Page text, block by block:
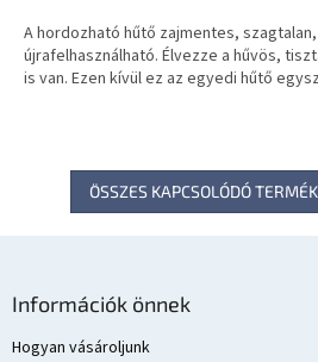
A hordozható hűtő zajmentes,
újrafelhasználható. Élvezze a hűvös,
is van. Ezen kívül ez az egyedi hűtő
ÖSSZES KAPCSOLÓDÓ
Információk önnek
Hogyan vásároljunk